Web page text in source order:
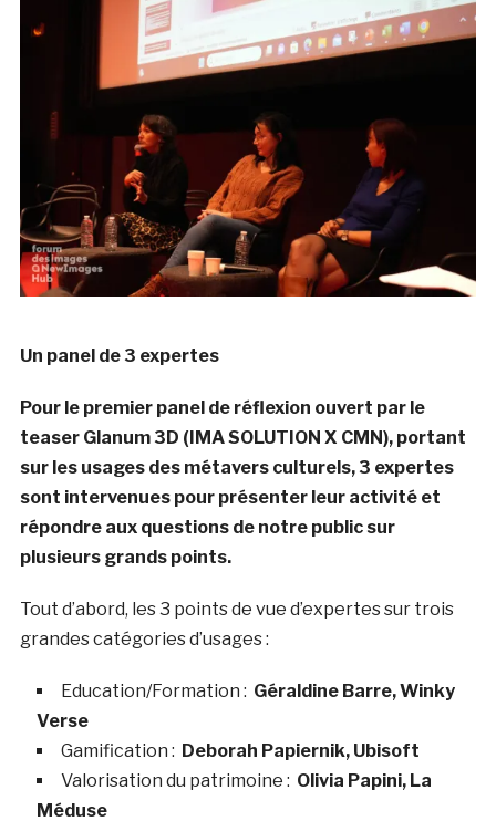
Un panel de 3 expertes
Pour le premier panel de réflexion ouvert par le
teaser Glanum 3D (IMA SOLUTION X CMN), portant
sur les usages des métavers culturels, 3 expertes
sont intervenues pour présenter leur activité et
répondre aux questions de notre public sur
plusieurs grands points.
Tout d’abord, les 3 points de vue d’expertes sur trois
grandes catégories d’usages :
Education/Formation : Géraldine Barre, Winky
Verse
Gamification : Deborah Papiernik, Ubisoft
Valorisation du patrimoine : Olivia Papini, La
Méduse